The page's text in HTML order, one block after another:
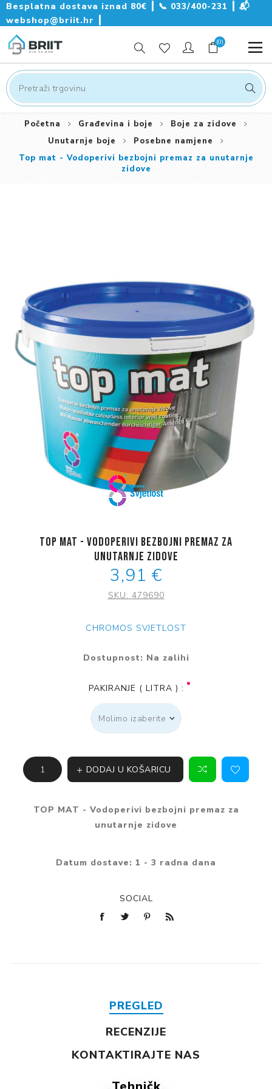
Besplatna dostava iznad 80€ ┃ 📞 033/400-231
📬
webshop@briit.hr
(0)
Početna Građevina i boje
Boje za zidove
Unutarnje boje
Posebne namjene
Top mat - Vodoperivi bezbojni premaz za unutarnje
zidove
Top mat - Vodoperivi bezbojni premaz za
unutarnje zidove
3,91 €
SKU: 479690
CHROMOS SVJETLOST
Dostupnost: Na zalihi
PAKIRANJE ( LITRA ) :
DODAJ U KOŠARICU
TOP MAT - Vodoperivi bezbojni premaz za
unutarnje zidove
Datum dostave: 1 - 3 radna dana
SOCIAL
PREGLED
RECENZIJE
KONTAKTIRAJTE NAS